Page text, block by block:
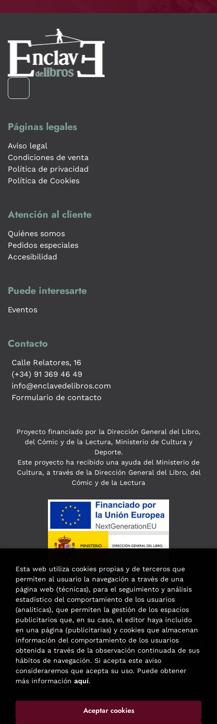
Páginas legales
Aviso legal
Condiciones de venta
Política de privacidad
Política de Cookies
Atención al cliente
Quiénes somos
Pedidos especiales
Accesibilidad
Puede interesarte
Eventos
Contacto
Calle Relatores, 16
(+34) 91 369 46 49
info@enclavedelibros.com
Formulario de contacto
Proyecto financiado por la Dirección General del Libro,
del Cómic y de la Lectura, Ministerio de Cultura y
Deporte.
Este proyecto ha recibido una ayuda del Ministerio de
Cultura, a través de la Dirección General del Libro, del
Cómic y de la Lectura
Esta actividad ha recibido una ayuda
para la modernización de las librerías de
la Comunidad de Madrid
correspondiente al año 2025.
. Todos los Derechos Reservados |
Esta web utiliza cookies propias y de terceros que
permiten al usuario la navegación a través de una
página web (técnicas), para el seguimiento y análisis
estadístico del comportamiento de los usuarios
(analíticas), que permiten la gestión de los espacios
publicitarios que, en su caso, el editor haya incluido
en una página (publicitarias) y cookies que almacenan
información del comportamiento de los usuarios
obtenida a través de la observación continuada de sus
hábitos de navegación. Si acepta este aviso
consideraremos que acepta su uso. Puede obtener
más información aquí.
Aceptar cookies